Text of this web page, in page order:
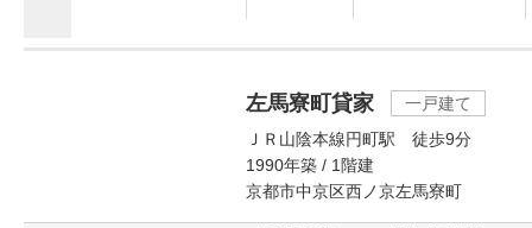
左馬寮町貸家
一戸建て
ＪＲ山陰本線円町駅 徒歩9分
1990年築 / 1階建
京都市中京区西ノ京左馬寮町